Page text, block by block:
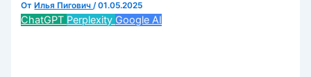
От Илья Пигович/01.05.2025
ChatGPT Perplexity Google AI